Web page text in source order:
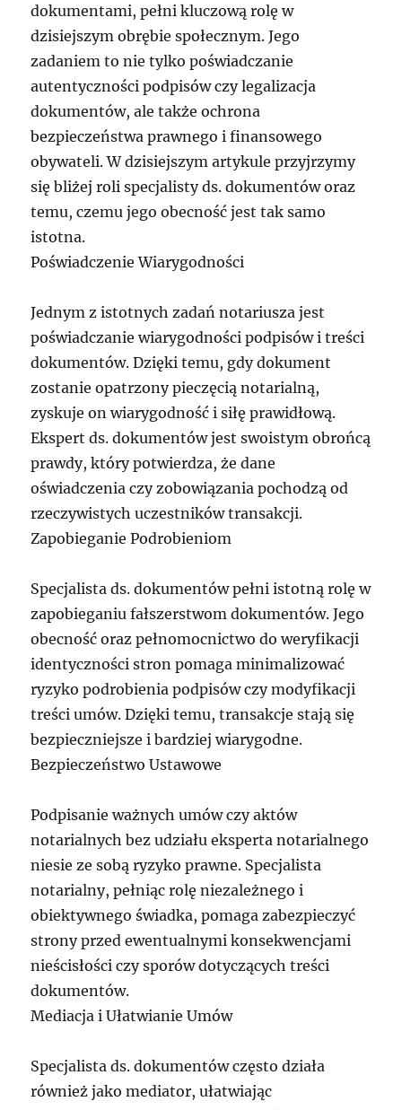
dokumentami, pełni kluczową rolę w
dzisiejszym obrębie społecznym. Jego
zadaniem to nie tylko poświadczanie
autentyczności podpisów czy legalizacja
dokumentów, ale także ochrona
bezpieczeństwa prawnego i finansowego
obywateli. W dzisiejszym artykule przyjrzymy
się bliżej roli specjalisty ds. dokumentów oraz
temu, czemu jego obecność jest tak samo
istotna.
Poświadczenie Wiarygodności
Jednym z istotnych zadań notariusza jest
poświadczanie wiarygodności podpisów i treści
dokumentów. Dzięki temu, gdy dokument
zostanie opatrzony pieczęcią notarialną,
zyskuje on wiarygodność i siłę prawidłową.
Ekspert ds. dokumentów jest swoistym obrońcą
prawdy, który potwierdza, że dane
oświadczenia czy zobowiązania pochodzą od
rzeczywistych uczestników transakcji.
Zapobieganie Podrobieniom
Specjalista ds. dokumentów pełni istotną rolę w
zapobieganiu fałszerstwom dokumentów. Jego
obecność oraz pełnomocnictwo do weryfikacji
identyczności stron pomaga minimalizować
ryzyko podrobienia podpisów czy modyfikacji
treści umów. Dzięki temu, transakcje stają się
bezpieczniejsze i bardziej wiarygodne.
Bezpieczeństwo Ustawowe
Podpisanie ważnych umów czy aktów
notarialnych bez udziału eksperta notarialnego
niesie ze sobą ryzyko prawne. Specjalista
notarialny, pełniąc rolę niezależnego i
obiektywnego świadka, pomaga zabezpieczyć
strony przed ewentualnymi konsekwencjami
nieścisłości czy sporów dotyczących treści
dokumentów.
Mediacja i Ułatwianie Umów
Specjalista ds. dokumentów często działa
również jako mediator, ułatwiając